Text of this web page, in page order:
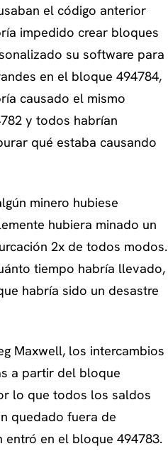
el código anterior
impedido crear bloques
su software para
en el bloque 494784,
causado el mismo
y todos habrían
qué estaba causando
minero hubiese
hubiera minado un
2x de todos modos.
tiempo habría llevado,
habría sido un desastre
Maxwell, los intercambios
a partir del bloque
lo que todos los saldos
quedado fuera de
entró en el bloque 494783.